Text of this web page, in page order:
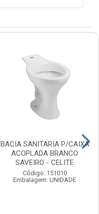
BACIA SANITARIA P/CAIXA
ACOPLADA BRANCO
SAVEIRO - CELITE
Código: 151010
Embalagem: UNIDADE